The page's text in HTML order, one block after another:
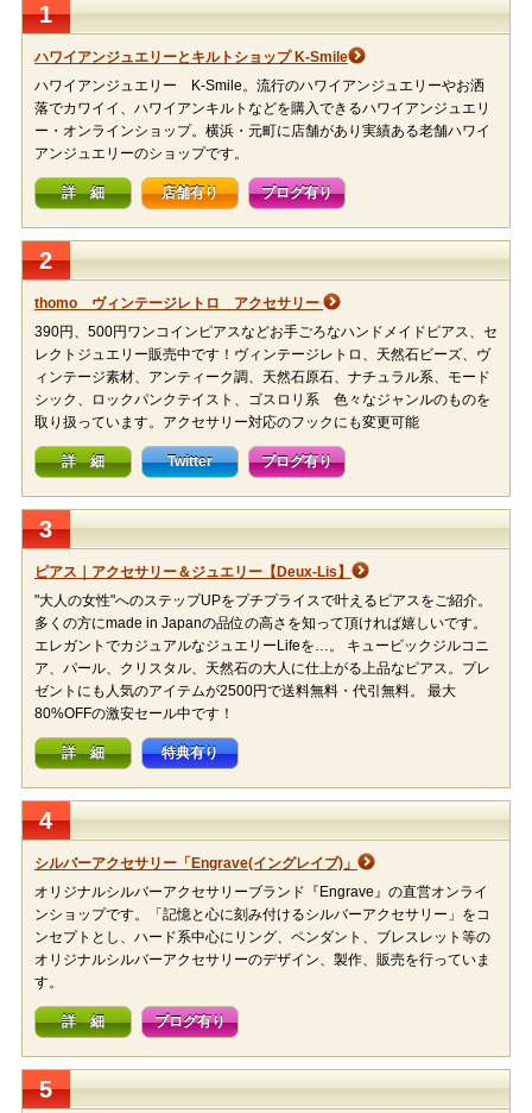
1
ハワイアンジュエリーとキルトショップ K-Smile
ハワイアンジュエリー K-Smile。流行のハワイアンジュエリーやお洒
落でカワイイ、ハワイアンキルトなどを購入できるハワイアンジュエリ
ー・オンラインショップ。横浜・元町に店舗があり実績ある老舗ハワイ
アンジュエリーのショップです。
詳 細 店舗有り ブログ有り
2
thomo ヴィンテージレトロ アクセサリー
390円、500円ワンコインピアスなどお手ごろなハンドメイドピアス、セ
レクトジュエリー販売中です！ヴィンテージレトロ、天然石ビーズ、ヴ
ィンテージ素材、アンティーク調、天然石原石、ナチュラル系、モード
シック、ロックパンクテイスト、ゴスロリ系 色々なジャンルのものを
取り扱っています。アクセサリー対応のフックにも変更可能
詳 細 Twitter ブログ有り
3
ピアス｜アクセサリー＆ジュエリー【Deux-Lis】
"大人の女性"へのステップUPをプチプライスで叶えるピアスをご紹介。
多くの方にmade in Japanの品位の高さを知って頂ければ嬉しいです。
エレガントでカジュアルなジュエリーLifeを…。 キュービックジルコニ
ア、パール、クリスタル、天然石の大人に仕上がる上品なピアス。プレ
ゼントにも人気のアイテムが2500円で送料無料・代引無料。 最大
80%OFFの激安セール中です！
詳 細 特典有り
4
シルバーアクセサリー「Engrave(イングレイブ)」
オリジナルシルバーアクセサリーブランド『Engrave』の直営オンライ
ンショップです。「記憶と心に刻み付けるシルバーアクセサリー」をコ
ンセプトとし、ハード系中心にリング、ペンダント、ブレスレット等の
オリジナルシルバーアクセサリーのデザイン、製作、販売を行っていま
す。
詳 細 ブログ有り
5